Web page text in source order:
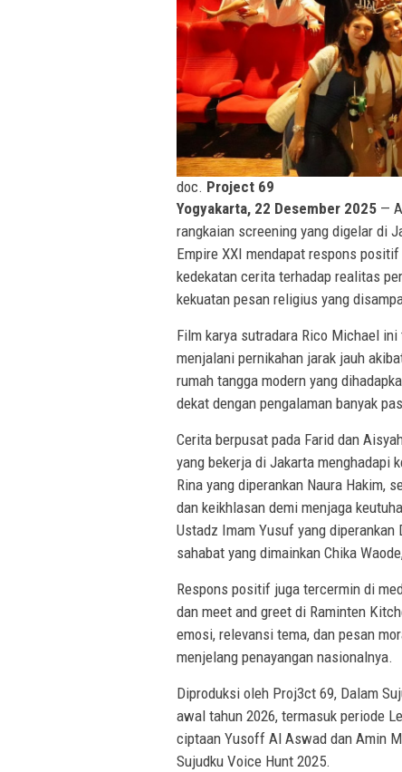
doc. Project 69
Yogyakarta, 22 Desember 2025 —
rangkaian screening yang digelar di
Empire XXI mendapat respons
kedekatan cerita terhadap realitas
kekuatan pesan religius yang
Film karya sutradara Rico Michael
menjalani pernikahan jarak jauh
rumah tangga modern yang
dekat dengan pengalaman banyak
Cerita berpusat pada Farid dan
yang bekerja di Jakarta menghadapi
Rina yang diperankan Naura Hakim,
dan keikhlasan demi menjaga
Ustadz Imam Yusuf yang
sahabat yang dimainkan Chika
Respons positif juga tercermin di
dan meet and greet di Raminten
emosi, relevansi tema, dan pesan
menjelang penayangan nasionalnya.
Diproduksi oleh Proj3ct 69, Dalam
awal tahun 2026, termasuk periode
ciptaan Yusoff Al Aswad dan Amin
Sujudku Voice Hunt 2025.